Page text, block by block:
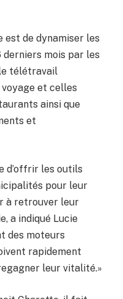
est de dynamiser les
mois par les
télétravail
et celles
ainsi que
et
d’offrir les outils
pour leur
à retrouver leur
a indiqué Lucie
des moteurs
rapidement
leur vitalité.»